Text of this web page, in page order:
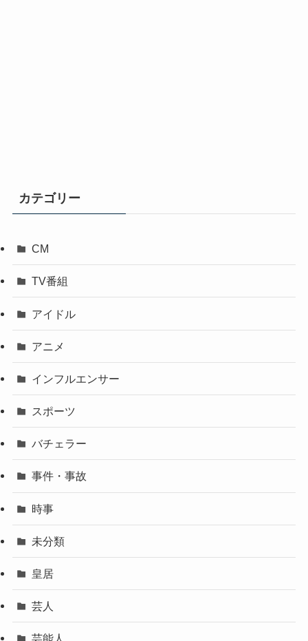
カテゴリー
CM
TV番組
アイドル
アニメ
インフルエンサー
スポーツ
バチェラー
事件・事故
時事
未分類
皇居
芸人
芸能人